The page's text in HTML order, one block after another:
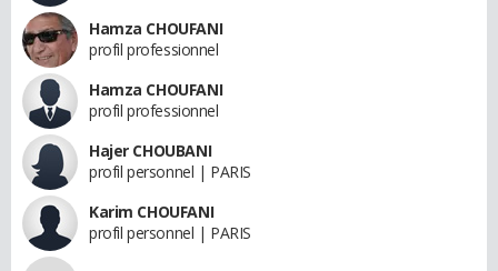
Hamza CHOUFANI
profil professionnel
Hamza CHOUFANI
profil professionnel
Hajer CHOUBANI
profil personnel | PARIS
Karim CHOUFANI
profil personnel | PARIS